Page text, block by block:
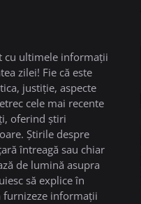
cu ultimele informații
zilei! Fie că este
justiție, aspecte
cele mai recente
oferind știri
Știrile despre
întreagă sau chiar
de lumină asupra
să explice în
furnizeze informații